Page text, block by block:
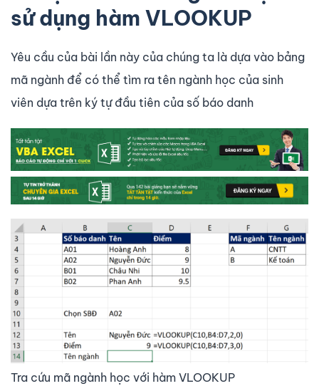
sử dụng hàm VLOOKUP
Yêu cầu của bài lần này của chúng ta là dựa vào bảng
mã ngành để có thể tìm ra tên ngành học của sinh
viên dựa trên ký tự đầu tiên của số báo danh
Tra cứu mã ngành học với hàm VLOOKUP